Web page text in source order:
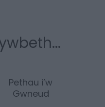
Pethau i’w
Gwneud